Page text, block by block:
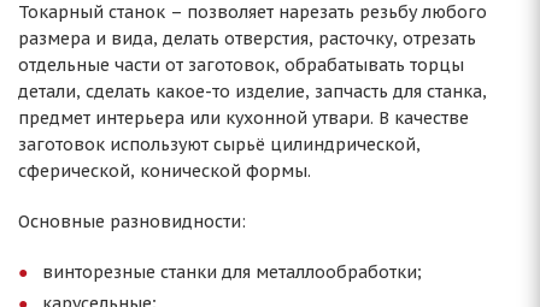
Токарный станок – позволяет нарезать резьбу любого
размера и вида, делать отверстия, расточку, отрезать
отдельные части от заготовок, обрабатывать торцы
детали, сделать какое-то изделие, запчасть для станка,
предмет интерьера или кухонной утвари. В качестве
заготовок используют сырьё цилиндрической,
сферической, конической формы.
Основные разновидности:
винторезные станки для металлообработки;